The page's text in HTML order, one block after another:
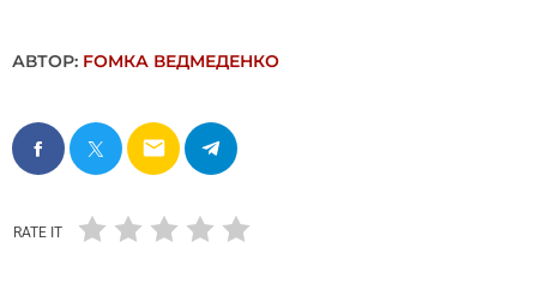
АВТОР: FОMКА ВЕДМЕДЕНКО
email
RATE IT